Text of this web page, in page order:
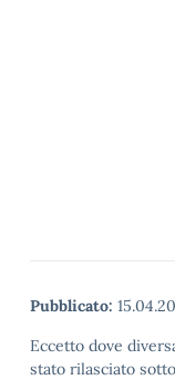
Pubblicato:
Eccetto dove
stato rilasciato